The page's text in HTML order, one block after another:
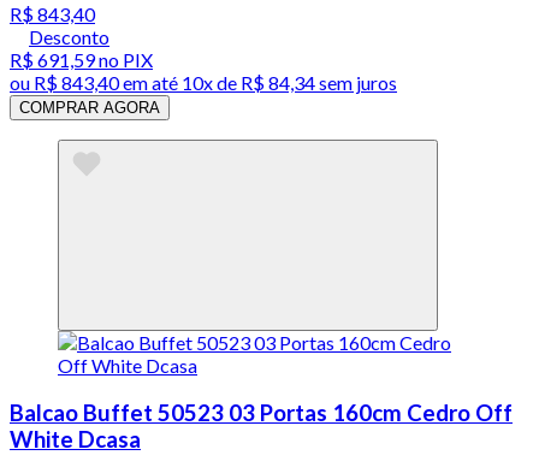
R$ 843,40
Desconto
R$ 691,59no PIX
ou R$ 843,40em até 10x de R$ 84,34 sem juros
COMPRAR AGORA
Balcao Buffet 50523 03 Portas 160cm Cedro Off
White Dcasa